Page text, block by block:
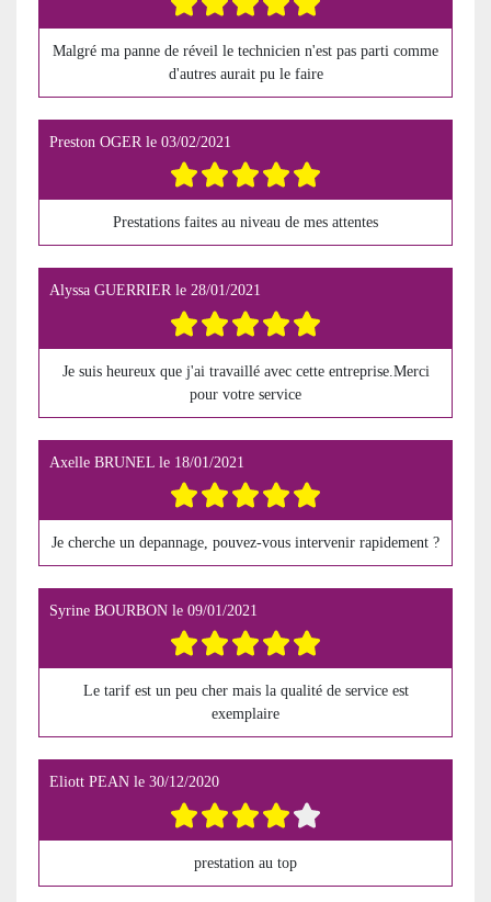
Malgré ma panne de réveil le technicien n'est pas parti comme
d'autres aurait pu le faire
Preston OGERle 03/02/2021
Prestations faites au niveau de mes attentes
Alyssa GUERRIERle 28/01/2021
Je suis heureux que j'ai travaillé avec cette entreprise.Merci
pour votre service
Axelle BRUNEL le 18/01/2021
Je cherche un depannage, pouvez-vous intervenir rapidement ?
Syrine BOURBON le 09/01/2021
Le tarif est un peu cher mais la qualité de service est
exemplaire
Eliott PEAN le 30/12/2020
prestation au top